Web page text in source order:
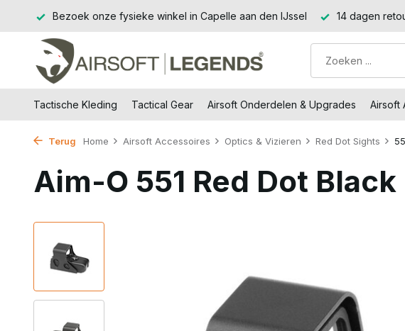
Bezoek onze fysieke winkel in Capelle aan den IJssel 14 dagen
Tactische Kleding Tactical Gear Airsoft Onderdelen & Upgrades Airsoft
Terug Home Airsoft Accessoires Optics & Vizieren Red Dot Sights
Aim-O 551 Red Dot Black